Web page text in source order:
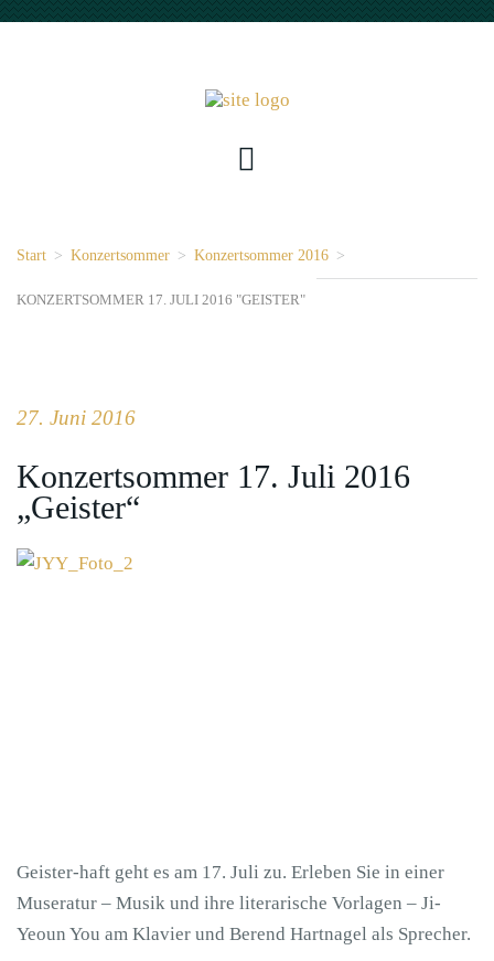
Start > Konzertsommer > Konzertsommer 2016 >
KONZERTSOMMER 17. JULI 2016 "GEISTER"
27. Juni 2016
Konzertsommer 17. Juli 2016
„Geister“
Geister-haft geht es am 17. Juli zu. Erleben Sie in einer
Museratur – Musik und ihre literarische Vorlagen – Ji-
Yeoun You am Klavier und Berend Hartnagel als Sprecher.